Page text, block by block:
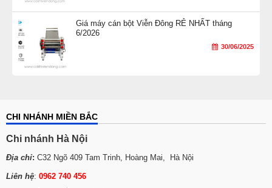
Giá máy cán bột Viễn Đông RẺ NHẤT tháng
6/2026
30/06/2025
CHI NHÁNH MIỀN BẮC
Chi nhánh Hà Nội
Địa chỉ: C32 Ngõ 409 Tam Trinh, Hoàng Mai, Hà Nội
Liên hệ: 0962 740 456